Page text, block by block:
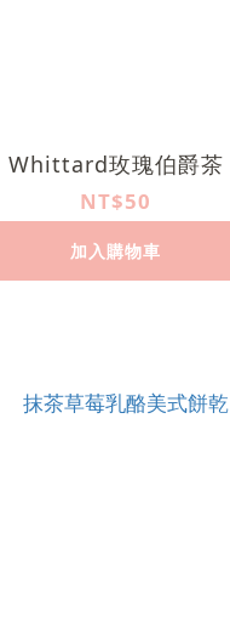
Whittard玫瑰伯爵茶
NT$50
加入購物車